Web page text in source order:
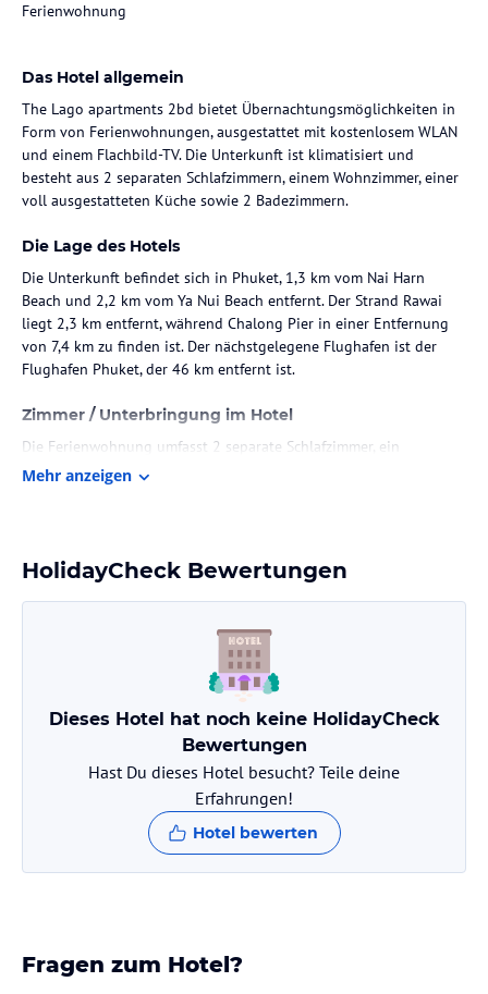
Ferienwohnung
Das Hotel allgemein
The Lago apartments 2bd bietet Übernachtungsmöglichkeiten in
Form von Ferienwohnungen, ausgestattet mit kostenlosem WLAN
und einem Flachbild-TV. Die Unterkunft ist klimatisiert und
besteht aus 2 separaten Schlafzimmern, einem Wohnzimmer, einer
voll ausgestatteten Küche sowie 2 Badezimmern.
Die Lage des Hotels
Die Unterkunft befindet sich in Phuket, 1,3 km vom Nai Harn
Beach und 2,2 km vom Ya Nui Beach entfernt. Der Strand Rawai
liegt 2,3 km entfernt, während Chalong Pier in einer Entfernung
von 7,4 km zu finden ist. Der nächstgelegene Flughafen ist der
Flughafen Phuket, der 46 km entfernt ist.
Zimmer / Unterbringung im Hotel
Die Ferienwohnung umfasst 2 separate Schlafzimmer, ein
Wohnzimmer, eine voll ausgestattete Küche und 2 Badezimmer.
Hinweis:
Verfasst von HolidayCheck mit Hilfe von KI. Alle
Angaben ohne Gewähr. Bitte lies vor der Buchung die
verbindlichenAngebotsdetailsdes jeweiligen Veranstalters.
Mehr anzeigen
HolidayCheck Bewertungen
Dieses Hotel hat noch keine HolidayCheck
Bewertungen
Hast Du dieses Hotel besucht? Teile deine
Erfahrungen!
Hotel bewerten
Fragen zum Hotel?